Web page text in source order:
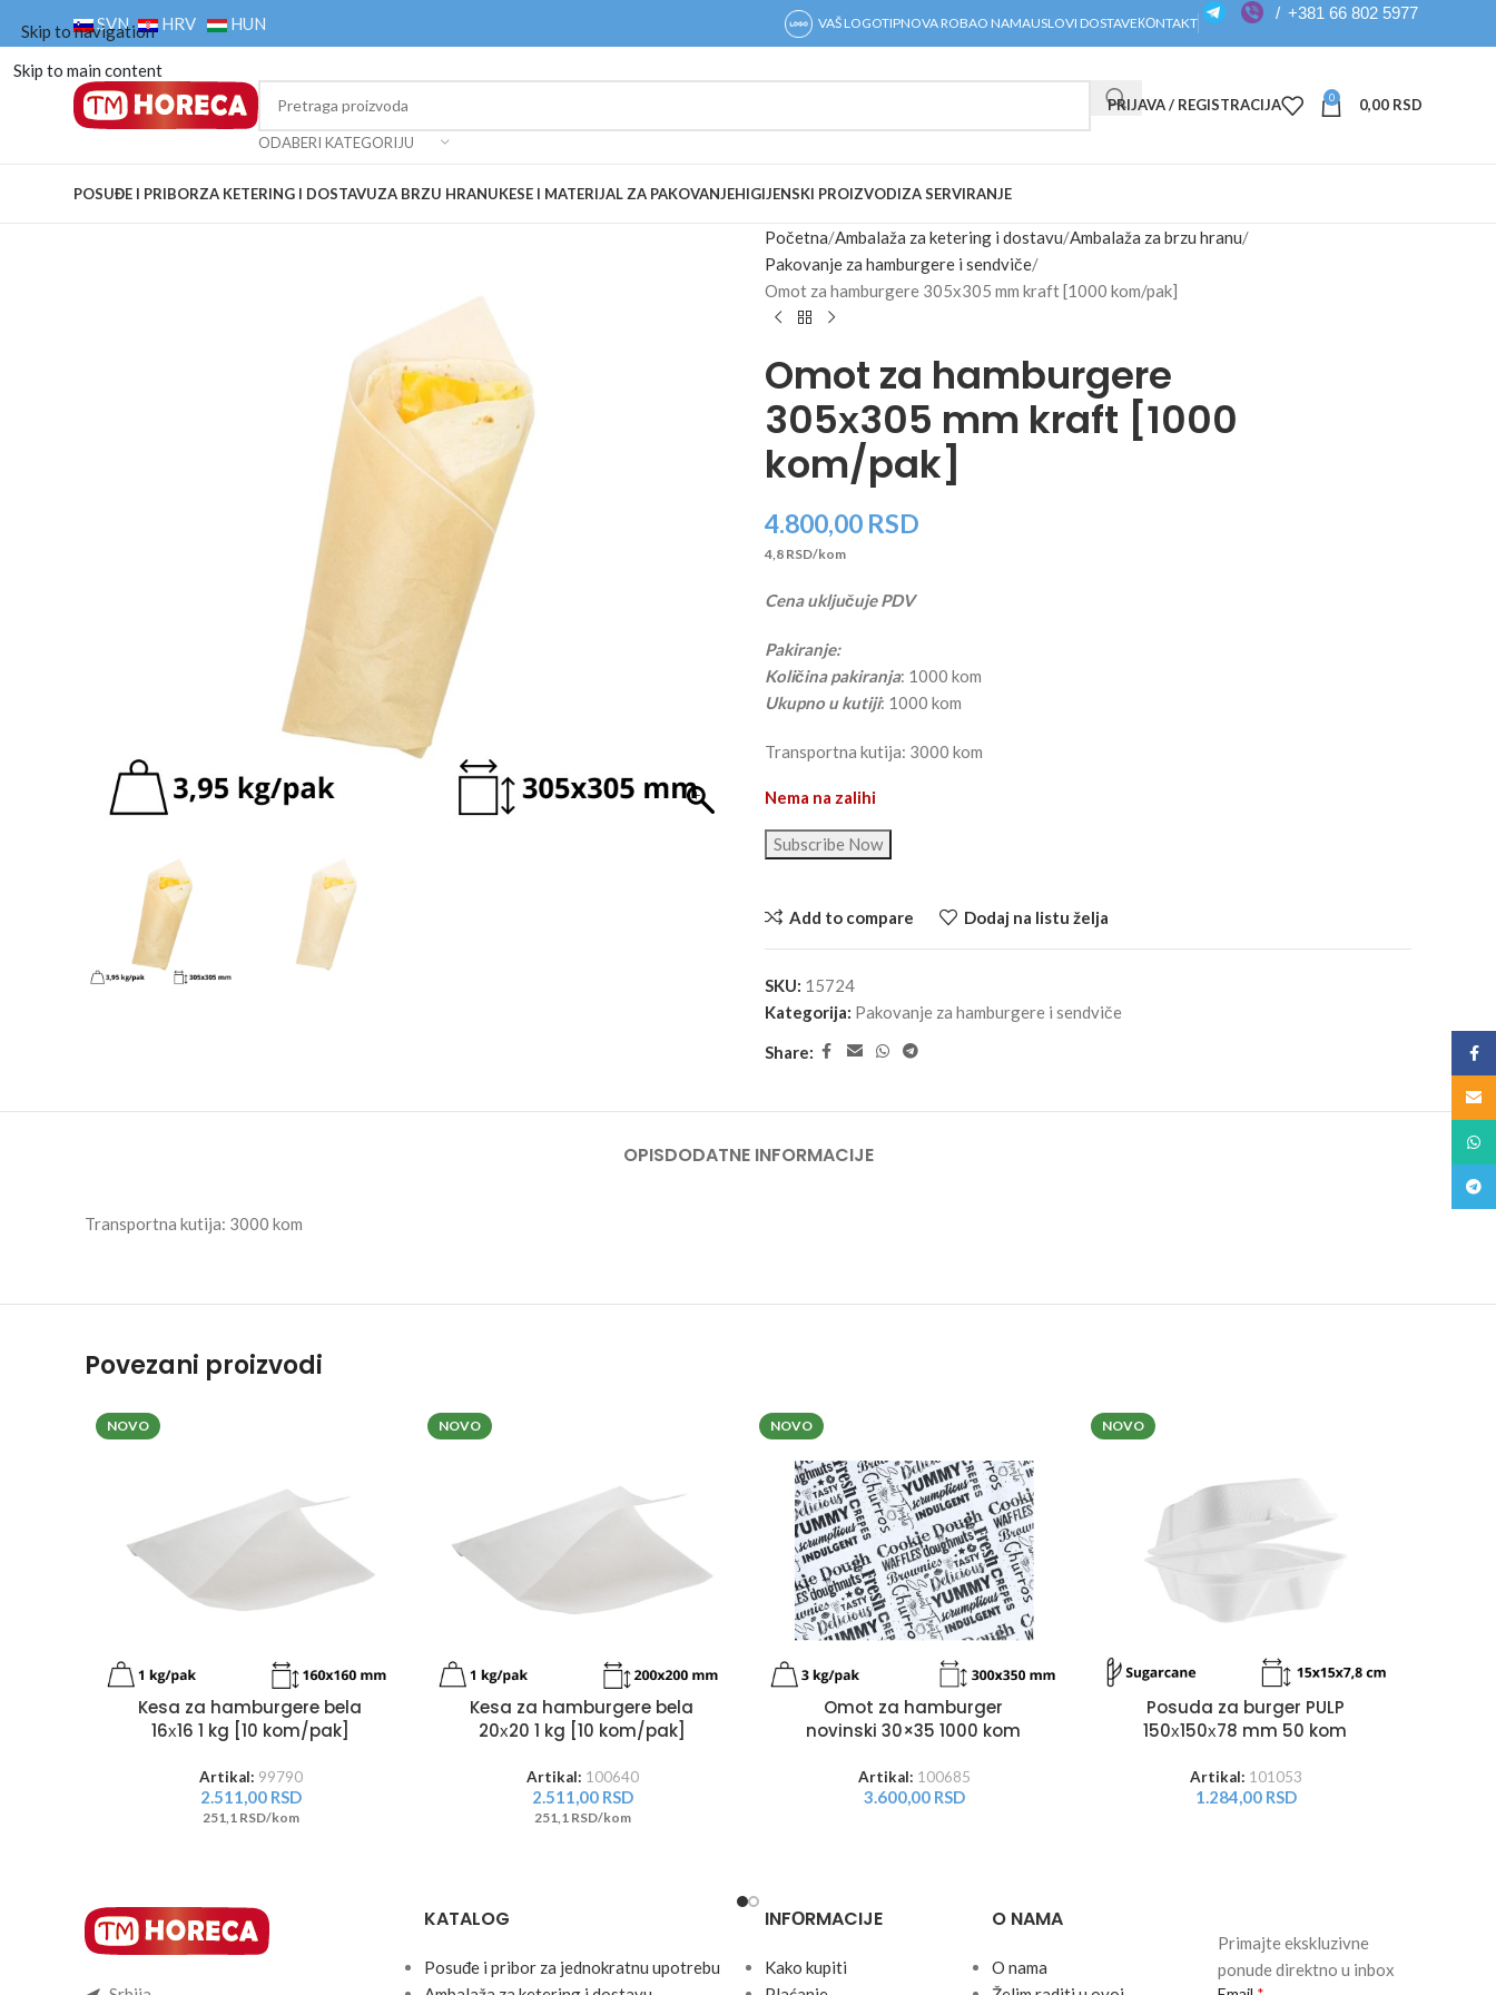
Skip to navigation
Skip to main content
SVN HRV HUN VAŠ LOGOTIPNOVA ROBAO NAMAUSLOVI DOSTAVEКОNTAKT
/ +381 66 802 5977
ODABERI KATEGORIJU
PRIJAVA / REGISTRACIJA 0 0,00 RSD
POSUĐE I PRIBORZA KETERING I DOSTAVUZA BRZU HRANUKESE I MATERIJAL ZA PAKOVANJEHIGIJENSKI PROIZVODIZA SERVIRANJE
Početna Ambalaža za ketering i dostavu Ambalaža za brzu hranu
Pakovanje za hamburgere i sendviče
Omot za hamburgere 305х305 mm kraft [1000 kom/pak]
Omot za hamburgere
305х305 mm kraft [1000
kom/pak]
4.800,00 RSD
4,8 RSD/kom
Cena uključuje PDV
Pakiranje:
Količina pakiranja: 1000 kom
Ukupno u kutiji: 1000 kom
Transportna kutija: 3000 kom
Nema na zalihi
Subscribe Now
Add to compare Dodaj na listu želja
SKU: 15724
Kategorija: Pakovanje za hamburgere i sendviče
Share:
OPISDODATNE INFORMACIJE
Transportna kutija: 3000 kom
Povezani proizvodi
NOVO
Kesa za hamburgere bela
16х16 1 kg [10 kom/pak]
Artikal: 99790
2.511,00 RSD
251,1 RSD/kom
NOVO
Kesa za hamburgere bela
20х20 1 kg [10 kom/pak]
Artikal: 100640
2.511,00 RSD
251,1 RSD/kom
NOVO
Omot za hamburger
novinski 30×35 1000 kom
Artikal: 100685
3.600,00 RSD
NOVO
Posuda za burger PULP
150х150х78 mm 50 kom
Artikal: 101053
1.284,00 RSD
KATALOG
Posuđe i pribor za jednokratnu upotrebu
INFОRMACIJE
Kako kupiti
O NAMA
O nama
Primajte ekskluzivne
ponude direktno u inbox
Email